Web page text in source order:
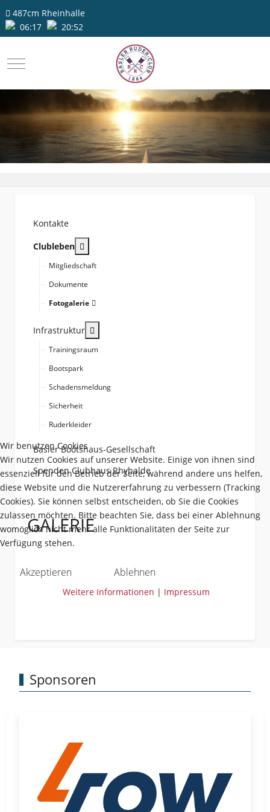
487cm Rheinhalle
06:17
20:52
Mobile Menu Toggle
Kontakte
Clubleben
Mitgliedschaft
Dokumente
Fotogalerie
Infrastruktur
Trainingsraum
Bootspark
Schadensmeldung
Sicherheit
Ruderkleider
Basler Bootshaus-Gesellschaft
Spenden Clubhaus Rhyhalde
GALERIE
Sponsoren
Wir benutzen Cookies
Wir nutzen Cookies auf unserer Website. Einige von ihnen sind
essenziell für den Betrieb der Seite, während andere uns helfen,
diese Website und die Nutzererfahrung zu verbessern (Tracking
Cookies). Sie können selbst entscheiden, ob Sie die Cookies
zulassen möchten. Bitte beachten Sie, dass bei einer Ablehnung
womöglich nicht mehr alle Funktionalitäten der Seite zur
Verfügung stehen.
Akzeptieren Ablehnen
Weitere Informationen | Impressum